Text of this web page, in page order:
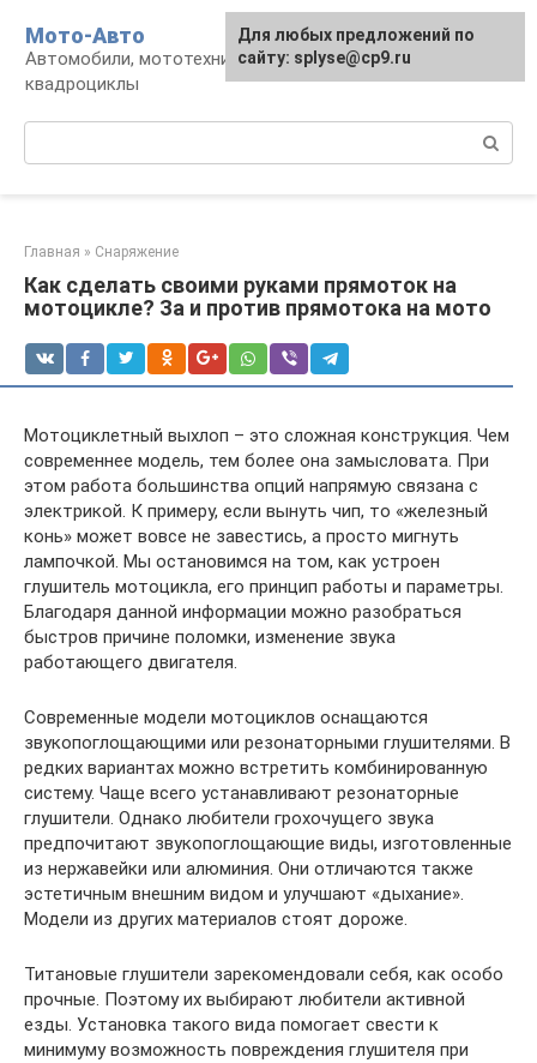
контенту
Мото-Авто
Автомобили, мототехника, снегоходы,
квадроциклы
Главная » Снаряжение
Как сделать своими руками прямоток на
мотоцикле? За и против прямотока на мото
Мотоциклетный выхлоп – это сложная конструкция. Чем
современнее модель, тем более она замысловата. При
этом работа большинства опций напрямую связана с
электрикой. К примеру, если вынуть чип, то «железный
конь» может вовсе не завестись, а просто мигнуть
лампочкой. Мы остановимся на том, как устроен
глушитель мотоцикла, его принцип работы и параметры.
Благодаря данной информации можно разобраться
быстров причине поломки, изменение звука
работающего двигателя.
Современные модели мотоциклов оснащаются
звукопоглощающими или резонаторными глушителями. В
редких вариантах можно встретить комбинированную
систему. Чаще всего устанавливают резонаторные
глушители. Однако любители грохочущего звука
предпочитают звукопоглощающие виды, изготовленные
из нержавейки или алюминия. Они отличаются также
эстетичным внешним видом и улучшают «дыхание».
Модели из других материалов стоят дороже.
Титановые глушители зарекомендовали себя, как особо
прочные. Поэтому их выбирают любители активной
езды. Установка такого вида помогает свести к
минимуму возможность повреждения глушителя при
Для любых предложений по
сайту: splyse@cp9.ru